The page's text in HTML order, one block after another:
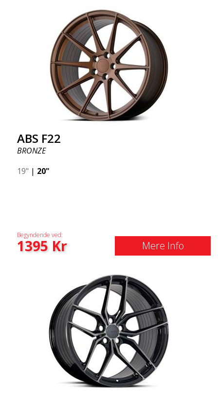
ABS F22
BRONZE
19" | 20"
Begyndende ved:
1395Kr Mere Info